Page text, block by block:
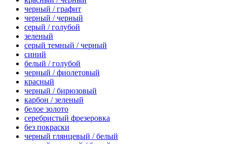
черный / графит
черный / черный
серый / голубой
зеленый
серый темный / черный
синий
белый / голубой
черный / фиолетовый
красный
черный / бирюзовый
карбон / зеленый
белое золото
серебристый фрезеровка
без покраски
черный глянцевый / белый